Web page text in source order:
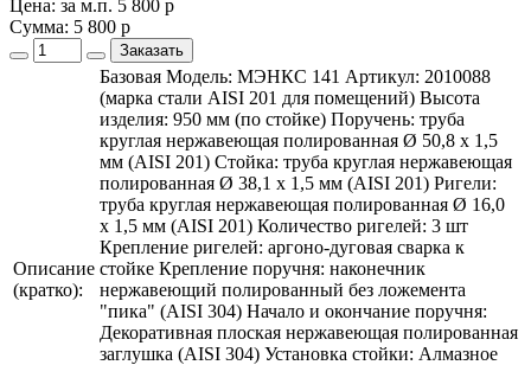
Цена: за м.п. 5 800 р
Сумма: 5 800 р
Заказать
Описание
(кратко):
Базовая Модель: МЭНКС 141 Артикул: 2010088
(марка стали AISI 201 для помещений) Высота
изделия: 950 мм (по стойке) Поручень: труба
круглая нержавеющая полированная Ø 50,8 х 1,5
мм (AISI 201) Стойка: труба круглая нержавеющая
полированная Ø 38,1 х 1,5 мм (AISI 201) Ригели:
труба круглая нержавеющая полированная Ø 16,0
х 1,5 мм (AISI 201) Количество ригелей: 3 шт
Крепление ригелей: аргоно-дуговая сварка к
стойке Крепление поручня: наконечник
нержавеющий полированный без ложемента
"пика" (AISI 304) Начало и окончание поручня:
Декоративная плоская нержавеющая полированная
заглушка (AISI 304) Установка стойки: Алмазное